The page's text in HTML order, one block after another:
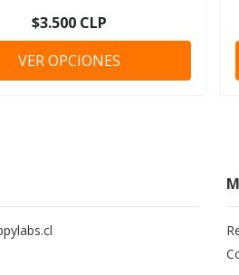
$3.500 CLP
VER OPCIONES